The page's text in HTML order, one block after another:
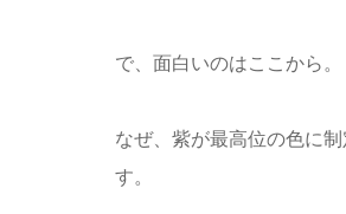
で、面白いのはここから。
なぜ、紫が最高位の色に
す。